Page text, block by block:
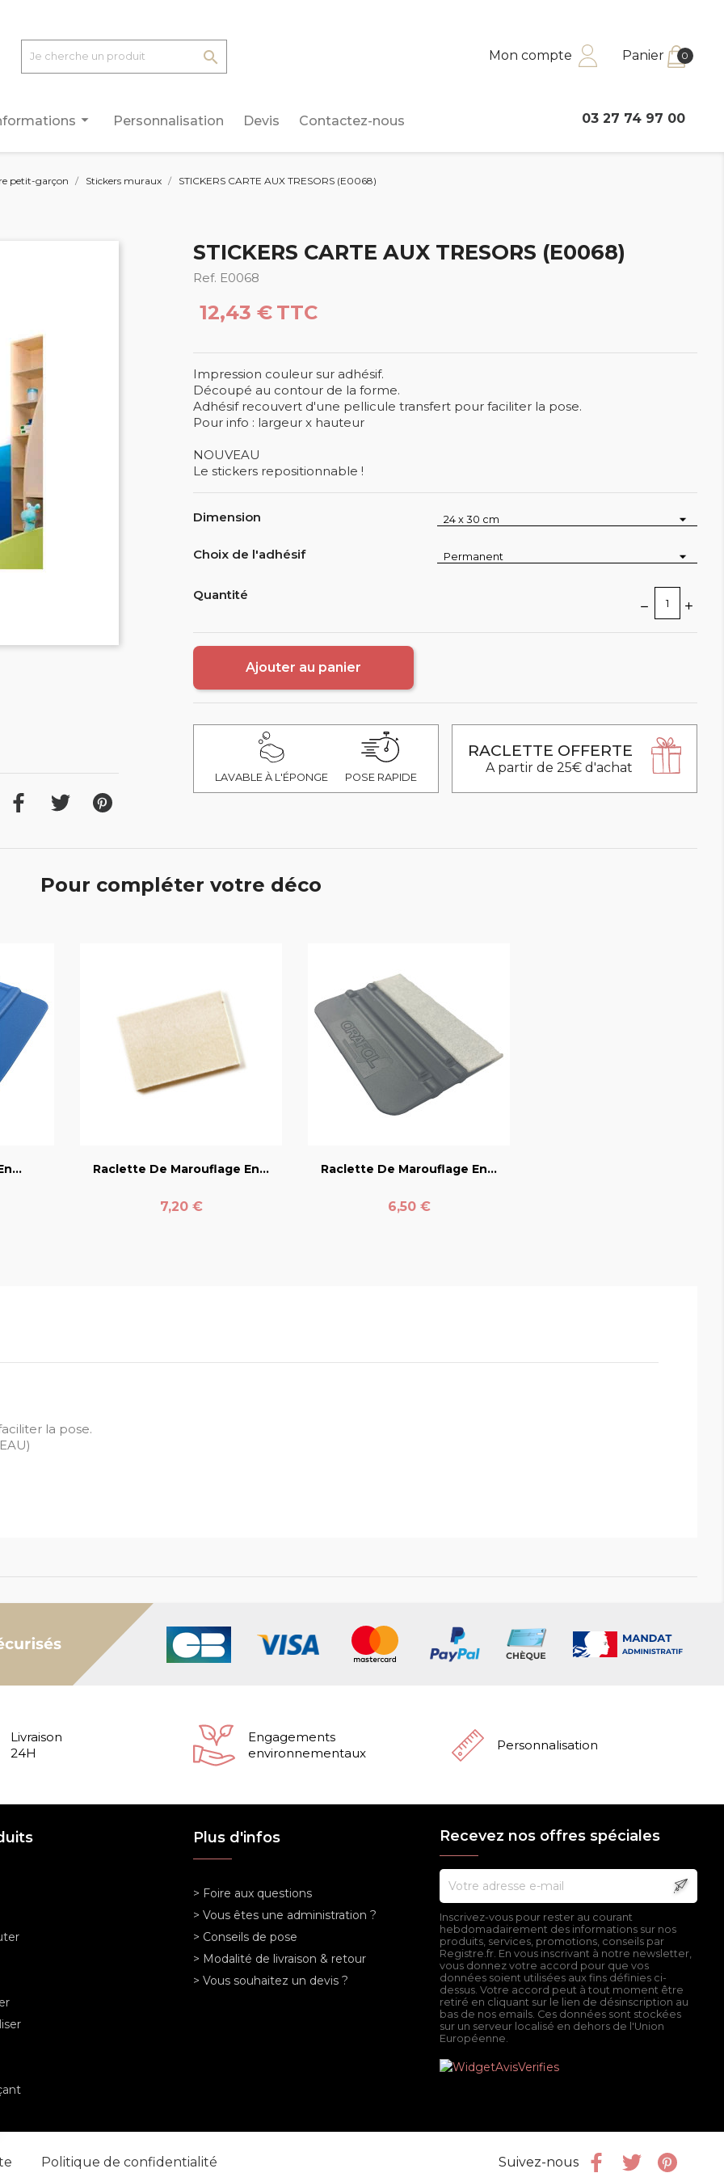
 Mon compte Panier 0
arrow_drop_down Personnalisation Devis Contactez-nous 03 27 74 97 00
petit-garçon Stickers muraux STICKERS CARTE AUX TRESORS (E0068)
STICKERS CARTE AUX TRESORS (E0068)
Ref. E0068
12,43 € TTC
Impression couleur sur adhésif.
Découpé au contour de la forme.
Adhésif recouvert d'une pellicule transfert pour faciliter la pose.
Pour info : largeur x hauteur
NOUVEAU
Le stickers repositionnable !
Dimension
Choix de l'adhésif
Quantité
Ajouter au panier
LAVABLE À L'ÉPONGE POSE RAPIDE
RACLETTE OFFERTE
A partir de 25€ d'achat
Pour compléter votre déco
Raclette De Marouflage En...
Prix
7,20 €
Raclette De Marouflage En...
Prix
6,50 €
la pose.
Livraison
24H
Engagements
environnementaux
Personnalisation
Plus d'infos
> Foire aux questions
> Vous êtes une administration ?
> Conseils de pose
> Modalité de livraison & retour
> Vous souhaitez un devis ?
Recevez nos offres spéciales
Inscrivez-vous pour rester au courant
hebdomadairement des informations sur nos
produits, services, promotions, conseils par
Registre.fr. En vous inscrivant à notre newsletter,
vous donnez votre accord pour que vos
données soient utilisées aux fins définies ci-
dessus. Votre accord peut à tout moment être
retiré en cliquant sur le lien de désinscription au
bas de nos emails. Ces données sont stockées
sur un serveur localisé en dehors de l'Union
Européenne.
Politique de confidentialité Suivez-nous FacebookTwitter